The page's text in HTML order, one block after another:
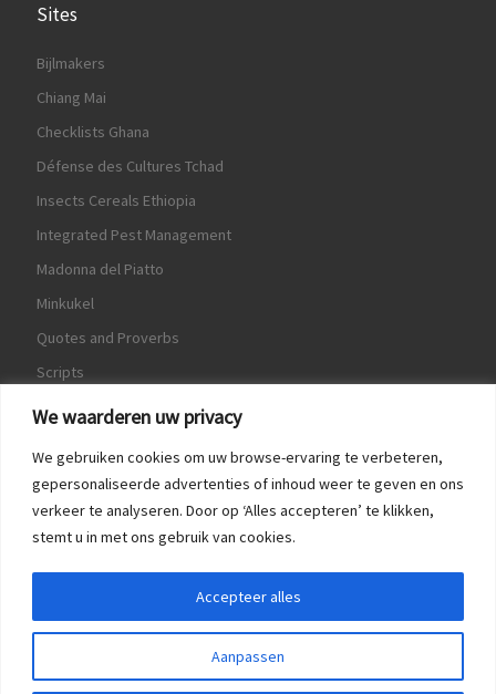
We waarderen uw privacy
We gebruiken cookies om uw browse-ervaring te verbeteren,
gepersonaliseerde advertenties of inhoud weer te geven en ons
verkeer te analyseren. Door op ‘Alles accepteren’ te klikken,
stemt u in met ons gebruik van cookies.
Aanpassen
Accepteer alles
Sites
Bijlmakers
Chiang Mai
Checklists Ghana
Défense des Cultures Tchad
Insects Cereals Ethiopia
Integrated Pest Management
Madonna del Piatto
Minkukel
Quotes and Proverbs
Scripts
World Crops Database
Game